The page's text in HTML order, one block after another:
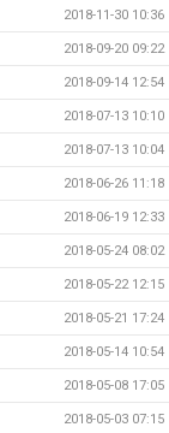
2018-11-30 10:36
2018-09-20 09:22
2018-09-14 12:54
2018-07-13 10:10
2018-07-13 10:04
2018-06-26 11:18
2018-06-19 12:33
2018-05-24 08:02
2018-05-22 12:15
2018-05-21 17:24
2018-05-14 10:54
2018-05-08 17:05
2018-05-03 07:15